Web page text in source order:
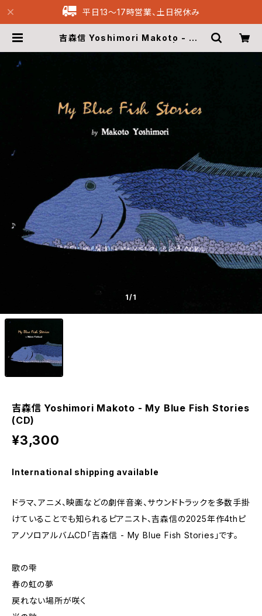
平日13〜17時営業、土日祝休み
吉森信 Yoshimori Makoto - My
1/1
吉森信 Yoshimori Makoto - My Blue Fish Stories
(CD)
¥3,300
International shipping available
ドラマ、アニメ、映画などの劇伴音楽、サウンドトラックを多数手掛
けていることでも知られるピアニスト、吉森信の2025年作4thピ
アノソロアルバムCD「吉森信 - My Blue Fish Stories」です。
歌の雫
春の虹の夢
戻れない場所が咲く